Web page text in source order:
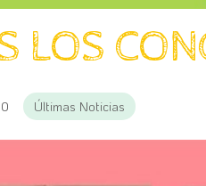
LOS
Últimas Noticias